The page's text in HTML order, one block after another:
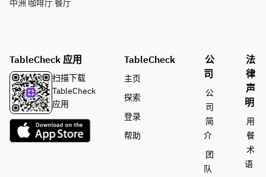
中洲 咖啡厅 餐厅
TableCheck 应用
扫描下载
TableCheck
应用
TableCheck
主页
探索
登录
帮助
公
司
公
司
简
介
团
队
法
律
声
明
用
餐
术
语